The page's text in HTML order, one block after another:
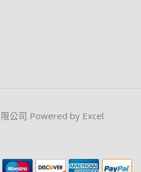
公司 Powered by Excel